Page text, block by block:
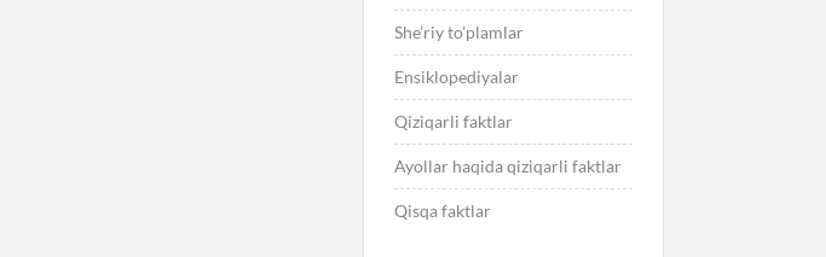
She’riy to’plamlar
Ensiklopediyalar
Qiziqarli faktlar
Ayollar haqida qiziqarli faktlar
Qisqa faktlar